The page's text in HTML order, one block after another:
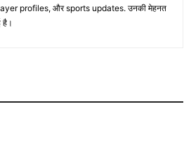
profiles, और sports updates. उनकी मेहनत
है।